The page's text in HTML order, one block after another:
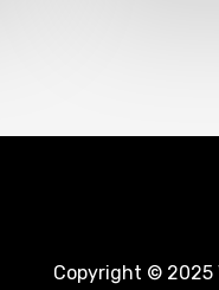
Copyright © 2025